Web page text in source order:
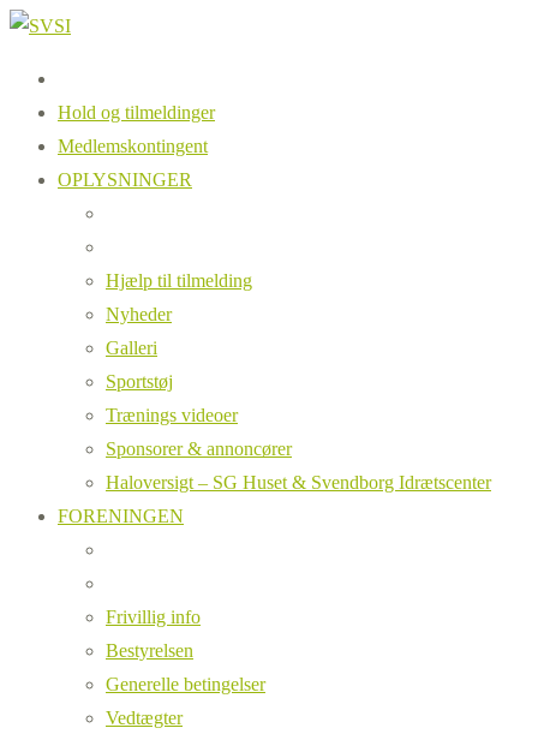
Hold og tilmeldinger
Medlemskontingent
OPLYSNINGER
Hjælp til tilmelding
Nyheder
Galleri
Sportstøj
Trænings videoer
Sponsorer & annoncører
Haloversigt – SG Huset & Svendborg Idrætscenter
FORENINGEN
Frivillig info
Bestyrelsen
Generelle betingelser
Vedtægter